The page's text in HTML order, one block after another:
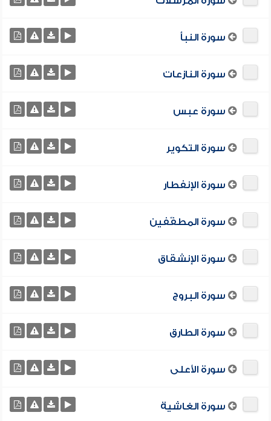
سورة النبأ
سورة النازعات
سورة عبس
سورة التكوير
سورة الإنفطار
سورة المطفّفين
سورة الإنشقاق
سورة البروج
سورة الطارق
سورة الأعلى
سورة الغاشية